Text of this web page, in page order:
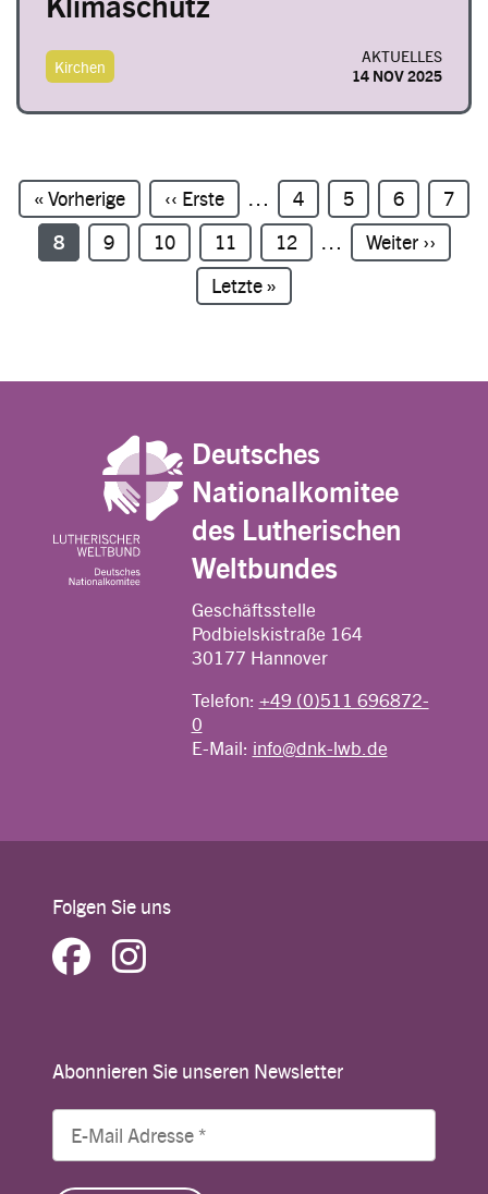
Kirchen
AKTUELLES
14 NOV 2025
Seitennummerierung
Erste Seite
« Vorherige Vorherige Seite
‹‹ Erste … Seite
4 Seite
5 Seite
6 Seite
7
Seite
8 Seite
9 Seite
10 Seite
11 Seite
12 … Nächste Seite
Weiter ››
Letzte Seite
Letzte »
Deutsches
Nationalkomitee
des Lutherischen
Weltbundes
Geschäftsstelle
Podbielskistraße 164
30177 Hannover
Telefon: +49 (0)511 696872-
0
E-Mail: info@dnk-lwb.de
Folgen Sie uns
Abonnieren Sie unseren Newsletter